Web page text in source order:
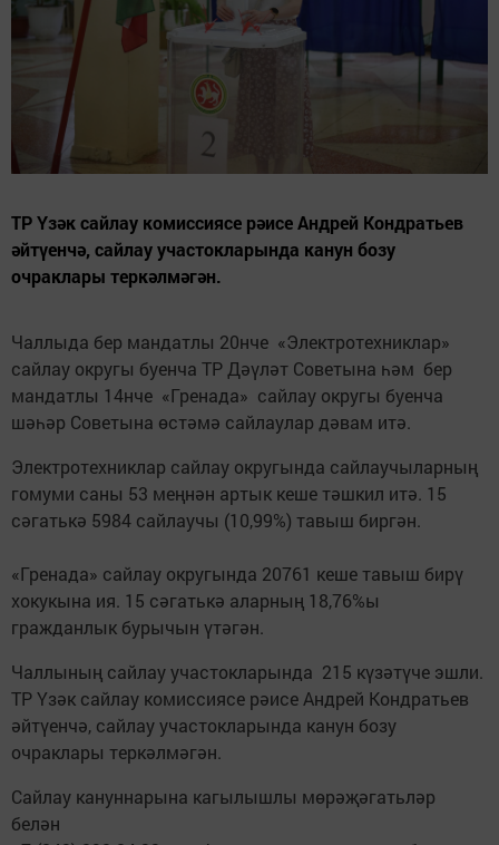
ТР Үзәк сайлау комиссиясе рәисе Андрей Кондратьев
әйтүенчә, сайлау участокларында канун бозу
очраклары теркәлмәгән.
Чаллыда бер мандатлы 20нче «Электротехниклар»
сайлау округы буенча ТР Дәүләт Советына һәм бер
мандатлы 14нче «Гренада» сайлау округы буенча
шәһәр Советына өстәмә сайлаулар дәвам итә.
Электротехниклар сайлау округында сайлаучыларның
гомуми саны 53 меңнән артык кеше тәшкил итә. 15
сәгатькә 5984 сайлаучы (10,99%) тавыш биргән.
«Гренада» сайлау округында 20761 кеше тавыш бирү
хокукына ия. 15 сәгатькә аларның 18,76%ы
гражданлык бурычын үтәгән.
Чаллының сайлау участокларында 215 күзәтүче эшли.
ТР Үзәк сайлау комиссиясе рәисе Андрей Кондратьев
әйтүенчә, сайлау участокларында канун бозу
очраклары теркәлмәгән.
Сайлау кануннарына кагылышлы мөрәҗәгатьләр
белән